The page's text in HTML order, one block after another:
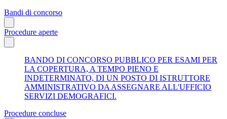
Bandi di concorso
Procedure aperte
BANDO DI CONCORSO PUBBLICO PER ESAMI PER
LA COPERTURA, A TEMPO PIENO E
INDETERMINATO, DI UN POSTO DI ISTRUTTORE
AMMINISTRATIVO DA ASSEGNARE ALL'UFFICIO
SERVIZI DEMOGRAFICI.
Procedure concluse